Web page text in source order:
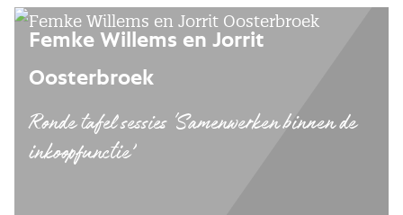
Femke Willems en Jorrit
Oosterbroek
Ronde tafel sessies 'Samenwerken binnen de
inkoopfunctie’